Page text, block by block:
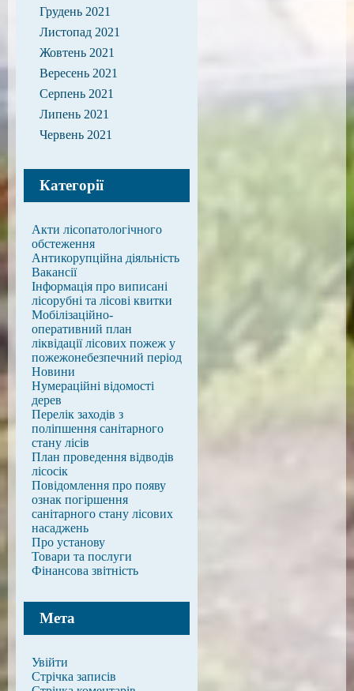
Грудень 2021
Листопад 2021
Жовтень 2021
Вересень 2021
Серпень 2021
Липень 2021
Червень 2021
Категорії
Акти лісопатологічного
обстеження
Антикорупційна діяльність
Вакансії
Інформація про виписані
лісорубні та лісові квитки
Мобілізаційно-
оперативний план
ліквідації лісових пожеж у
пожежонебезпечний період
Новини
Нумераційні відомості
дерев
Перелік заходів з
поліпшення санітарного
стану лісів
План проведення відводів
лісосік
Повідомлення про появу
ознак погіршення
санітарного стану лісових
насаджень
Про установу
Товари та послуги
Фінансова звітність
Мета
Увійти
Стрічка записів